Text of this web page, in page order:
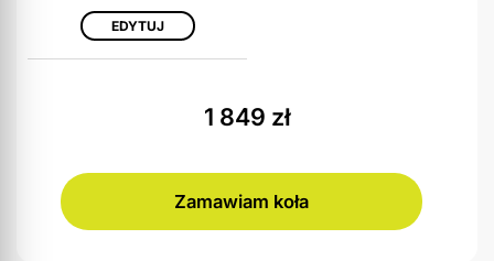
EDYTUJ
1 849 zł
Zamawiam koła